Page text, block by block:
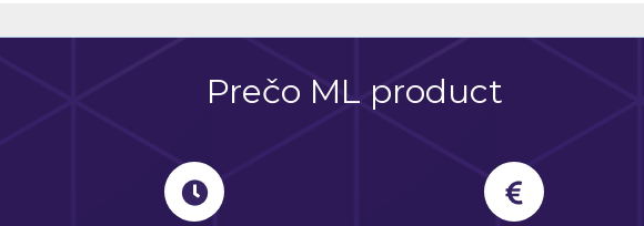
Prečo ML product